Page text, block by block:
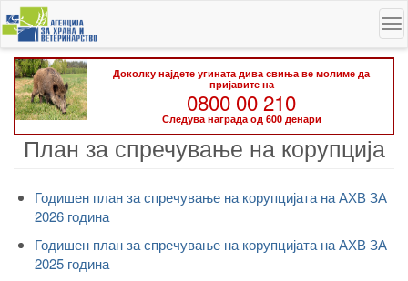
Skip
to
main
content
Доколку најдете угината дива свиња ве молиме да
пријавите на
0800 00 210
Следува награда од 600 денари
План за спречување на корупција
Годишен план за спречување на корупцијата на АХВ ЗА
2026 година
Годишен план за спречување на корупцијата на АХВ ЗА
2025 година